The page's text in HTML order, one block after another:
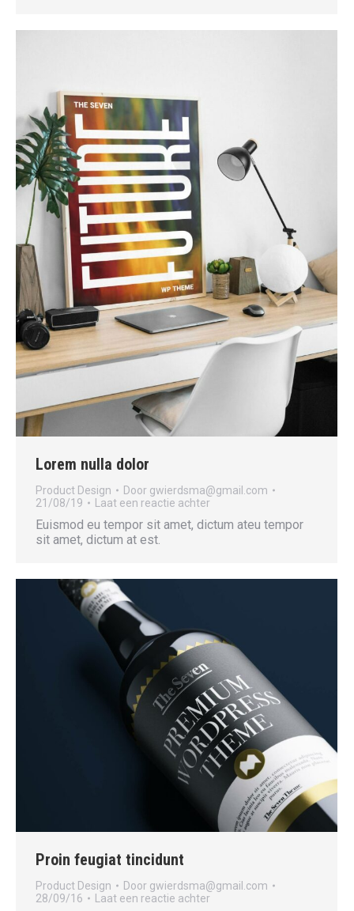
Lorem nulla dolor
Product Design Door gwierdsma@gmail.com
21/08/19
Laat een reactie achter
Euismod eu tempor sit amet, dictum ateu tempor
sit amet, dictum at est.
Proin feugiat tincidunt
Product Design Door gwierdsma@gmail.com
28/09/16
Laat een reactie achter